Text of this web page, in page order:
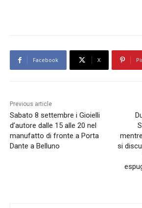
Facebook X
Previous article
Sabato 8 settembre i Gioielli
d’autore dalle 15 alle 20 nel
manufatto di fronte a Porta
Dante a Belluno
si